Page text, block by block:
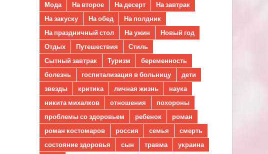
Мода
На второе На десерт
На завтрак
На закуску
На обед
На полдник
На праздничный стол
На ужин
Новый год
Отдых
Путешествия
Стиль
Сытный завтрак
Туризм
беременность
болезнь
госпитализация в больницу
дети
звезды
критика личная жизнь
наука
никита михалков
отношения
похороны
проблемы со здоровьем
ребенок
роман
роман костомаров
россия семья
смерть
состояние здоровья
сын травма украина